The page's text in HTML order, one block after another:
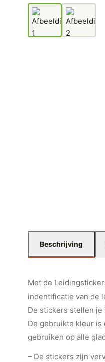
Beschrijving
Met de
indentificatie van de
De stickers stellen
De gebruikte kleur
gebruiken op alle
– De stickers zijn